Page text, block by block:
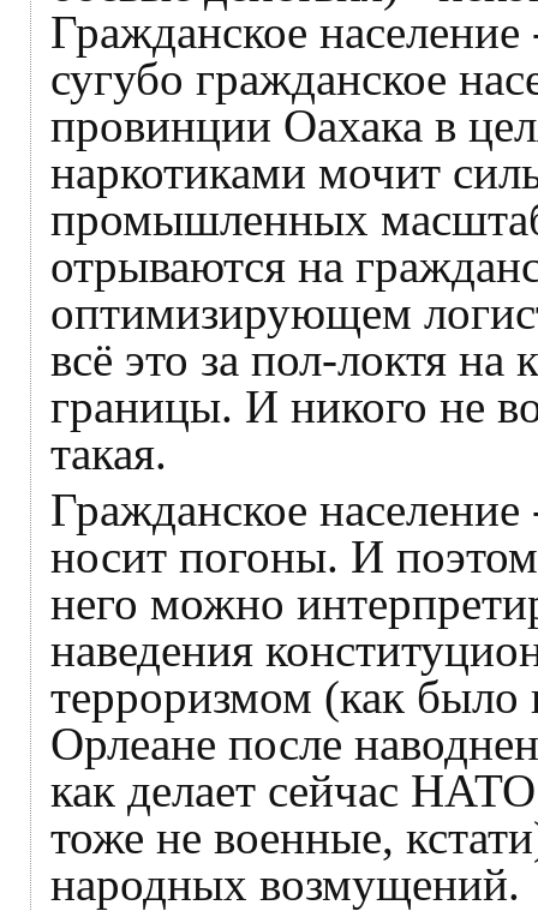
Гражданское
сугубо гражданское
провинции Оахака в
наркотиками мочит
промышленных
отрываются на
оптимизирующем
всё это за пол-локтя на
границы. И никого не
такая.
Гражданское
носит погоны. И
него можно
наведения
терроризмом (как
Орлеане после
как делает сейчас
тоже не военные,
народных возмущений.